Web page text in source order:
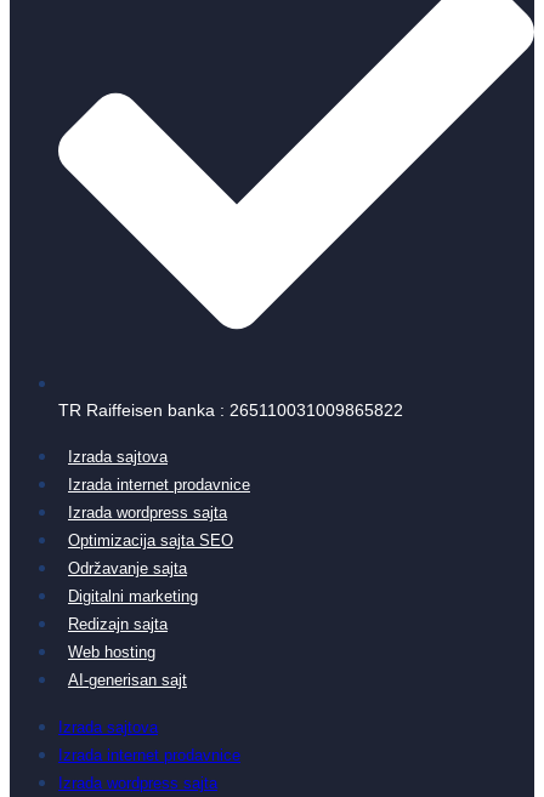
TR Raiffeisen banka : 265110031009865822
Izrada sajtova
Izrada internet prodavnice
Izrada wordpress sajta
Optimizacija sajta SEO
Održavanje sajta
Digitalni marketing
Redizajn sajta
Web hosting
AI-generisan sajt
Izrada sajtova
Izrada internet prodavnice
Izrada wordpress sajta